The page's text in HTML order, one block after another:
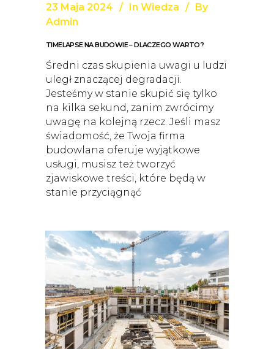
23 Maja 2024 In Wiedza
By
Admin
TIMELAPSE NA BUDOWIE – DLACZEGO WARTO?
Średni czas skupienia uwagi u ludzi
uległ znaczącej degradacji.
Jesteśmy w stanie skupić się tylko
na kilka sekund, zanim zwrócimy
uwagę na kolejną rzecz. Jeśli masz
świadomość, że Twoja firma
budowlana oferuje wyjątkowe
usługi, musisz też tworzyć
zjawiskowe treści, które będą w
stanie przyciągnąć